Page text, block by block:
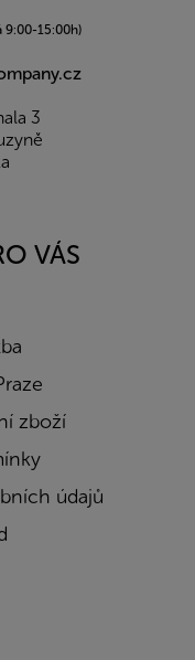
9:00-15:00h)
3
VÁS
zboží
údajů